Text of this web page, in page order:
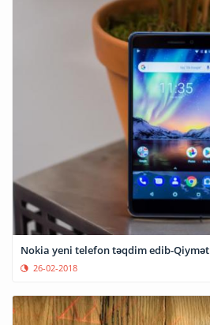
Nokia yeni telefon təqdim edib-Qiymət
26-02-2018